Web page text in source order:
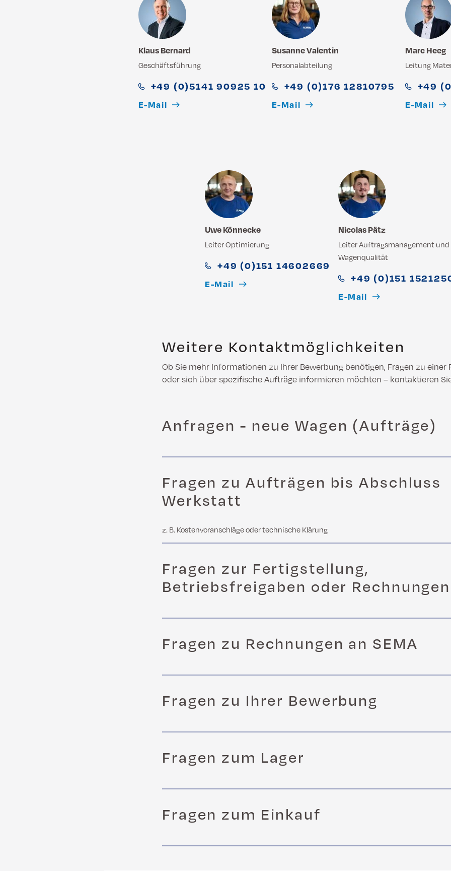
Klaus Bernard
Geschäftsführung
+49 (0)5141 90925 10
E-Mail
Susanne Valentin
Personalabteilung
+49 (0)176 12810795
E-Mail
Marc Heeg
Leitung
+49
E-Mail
Uwe Könnecke
Leiter Optimierung
+49 (0)151 14602669
E-Mail
Nicolas Pätz
Leiter Auftragsmanagement und
Wagenqualität
+49 (0)151
E-Mail
Weitere Kontaktmöglichkeiten
Ob Sie mehr Informationen zu Ihrer Bewerbung benötigen, Fragen zu einer
oder sich über spezifische Aufträge informieren möchten – kontaktieren
Anfragen - neue Wagen (Aufträge)
Fragen zu Aufträgen bis Abschluss
Werkstatt
z. B. Kostenvoranschläge oder technische Klärung
Fragen zur Fertigstellung,
Betriebsfreigaben oder Rechnungen
Fragen zu Rechnungen an SEMA
Fragen zu Ihrer Bewerbung
Fragen zum Lager
Fragen zum Einkauf